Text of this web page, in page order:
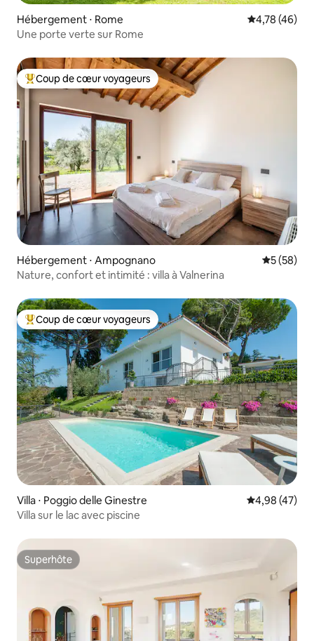
Hébergement ⋅ Rome Évaluation
4,78 (46)
Une porte verte sur Rome
Coups de cœur voyageurs les plus appréciés
Coup de cœur voyageurs
Hébergement ⋅ Ampognano
5 (58)
Nature, confort et intimité : villa à Valnerina
Coups de cœur voyageurs les plus appréciés
Coup de cœur voyageurs
Villa ⋅ Poggio delle Ginestre Évaluation
4,98 (47)
Villa sur le lac avec piscine
Superhôte
Superhôte